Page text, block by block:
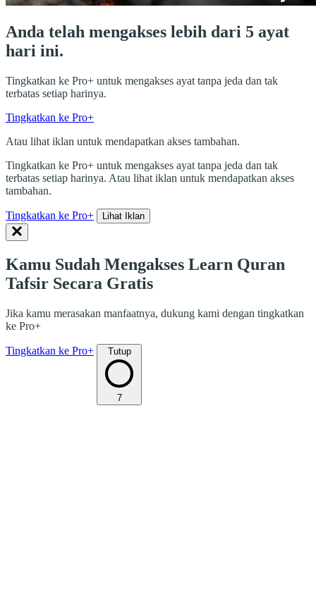
Anda telah mengakses lebih dari 5 ayat
hari ini.
Tingkatkan ke Pro+ untuk mengakses ayat tanpa jeda dan tak
terbatas setiap harinya.
Tingkatkan ke Pro+
Atau lihat iklan untuk mendapatkan akses tambahan.
Tingkatkan ke Pro+ untuk mengakses ayat tanpa jeda dan tak
terbatas setiap harinya. Atau lihat iklan untuk mendapatkan akses
tambahan.
Tingkatkan ke Pro+ Lihat Iklan
Kamu Sudah Mengakses Learn Quran
Tafsir Secara Gratis
Jika kamu merasakan manfaatnya, dukung kami dengan tingkatkan
ke Pro+
Tingkatkan ke Pro+ Tutup
7